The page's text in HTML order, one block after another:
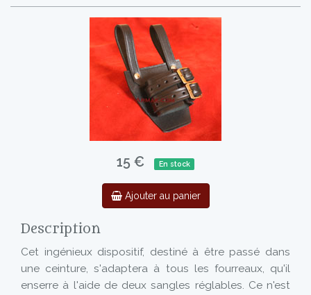
15 € En stock
Ajouter au panier
Description
Cet ingénieux dispositif, destiné à être passé dans
une ceinture, s'adaptera à tous les fourreaux, qu'il
enserre à l'aide de deux sangles réglables. Ce n'est